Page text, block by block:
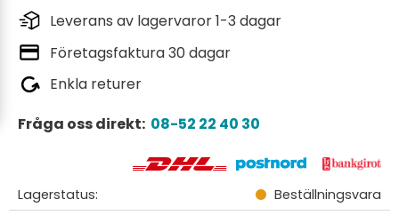
Leverans av lagervaror 1-3 dagar
Företagsfaktura 30 dagar
Enkla returer
Fråga oss direkt: 08-52 22 40 30
Lagerstatus Beställningsvara